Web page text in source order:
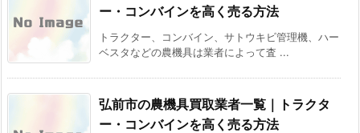
ー・コンバインを高く売る方法
トラクター、コンバイン、サトウキビ管理機、ハー
ベスタなどの農機具は業者によって査 ...
弘前市の農機具買取業者一覧｜トラクタ
ー・コンバインを高く売る方法